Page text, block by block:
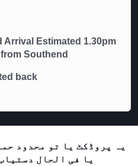
Arrival Estimated 1.30pm
Southend
back
یہ پروڈکٹ یا تو محدود
یا فی الحال